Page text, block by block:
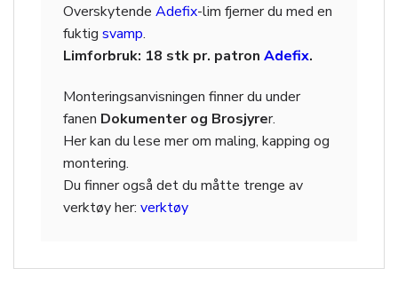
Overskytende Adefix-lim fjerner du med en
fuktig svamp.
Limforbruk: 18 stk pr. patron Adefix.
Monteringsanvisningen finner du under
fanen Dokumenter og Brosjyrer.
Her kan du lese mer om maling, kapping og
montering.
Du finner også det du måtte trenge av
verktøy her: verktøy